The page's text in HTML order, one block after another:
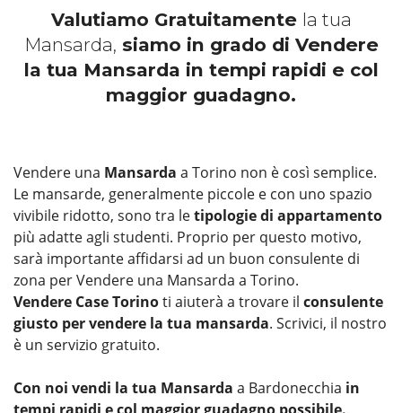
Valutiamo Gratuitamente la tua
Mansarda, siamo in grado di Vendere
la tua Mansarda in tempi rapidi e col
maggior guadagno.
Vendere una Mansarda a Torino non è così semplice.
Le mansarde, generalmente piccole e con uno spazio
vivibile ridotto, sono tra letipologie di appartamento
più adatte agli studenti. Proprio per questo motivo,
sarà importante affidarsi ad un buon consulente di
zona per Vendere una Mansarda a Torino.
Vendere Case Torinoti aiuterà a trovare il consulente
giusto per vendere la tua mansarda. Scrivici, il nostro
è un servizio gratuito.
Con noi vendi la tua Mansarda a Bardonecchia in
tempi rapidi e col maggior guadagno possibile.